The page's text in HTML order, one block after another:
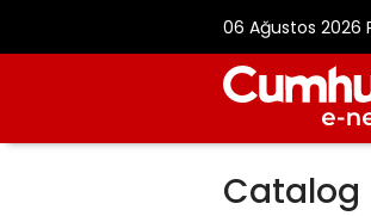
06 Ağustos 2026
Catalog